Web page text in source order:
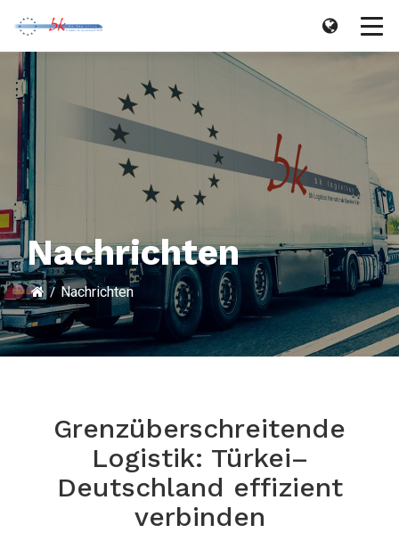
Nachrichten
Nachrichten
Grenzüberschreitende
Logistik: Türkei–
Deutschland effizient
verbinden